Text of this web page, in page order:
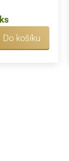
Do košíku